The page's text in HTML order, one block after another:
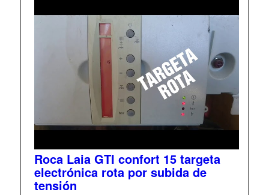
Roca Laia GTI confort 15 targeta
electrónica rota por subida de
tensión